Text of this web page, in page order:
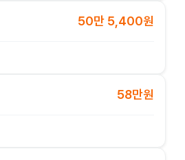
50만 5,400원
58만원